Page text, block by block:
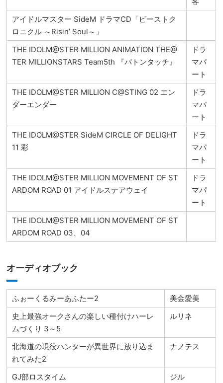
アイドルマスター SideM ドラマCD「ビーストク
ロニクル ～Risin’ Soul～」
THE IDOLM@STER MILLION ANIMATION THE@
TER MILLIONSTARS Team5th 『バトンタッチ』
ドラ
マパ
ート
THE IDOLM@STER MILLION C@STING 02 エン
ダーエンダー
ドラ
マパ
ート
THE IDOLM@STER SideM CIRCLE OF DELIGHT
11 彩
ドラ
マパ
ート
THE IDOLM@STER MILLION MOVEMENT OF ST
ARDOM ROAD 01 アイドルステアウェイ
ドラ
マパ
ート
THE IDOLM@STER MILLION MOVEMENT OF ST
ARDOM ROAD 03、04
オーディオブック
ふぉーくるみーあふたー2
美金愛美
史上最強オークさんの楽しい種付けハーレ
ムづくり 3～5
ルリネ
北海道の現役ハンターが異世界に放り込ま
れてみた2
ナノテス
GJ部ロスタイム
ジル